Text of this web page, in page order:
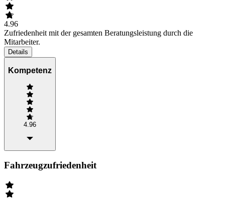
4.96
Zufriedenheit mit der gesamten Beratungsleistung durch die
Mitarbeiter.
Details
Kompetenz
4.96
Fahrzeugzufriedenheit